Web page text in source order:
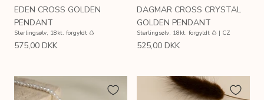
EDEN CROSS GOLDEN
PENDANT
Sterlingsølv, 18kt. forgyldt ♺
575,00 DKK
DAGMAR CROSS CRYSTAL
GOLDEN PENDANT
Sterlingsølv, 18kt. forgyldt ♺ | CZ
525,00 DKK